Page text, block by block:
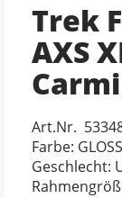
Trek
AXS
Art.Nr.
Farbe:
Geschlecht: